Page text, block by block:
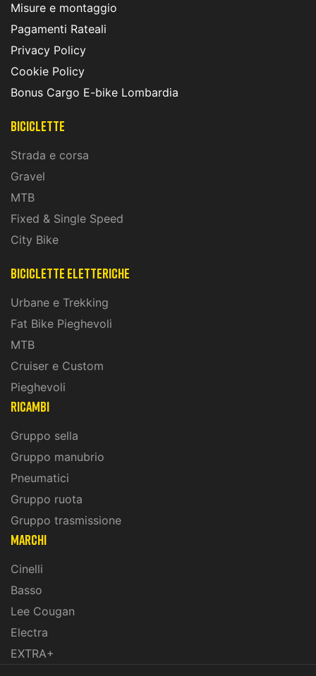
Misure e montaggio
Pagamenti Rateali
Privacy Policy
Cookie Policy
Bonus Cargo E-bike Lombardia
Biciclette
Strada e corsa
Gravel
MTB
Fixed & Single Speed
City Bike
biciclette eletteriche
Urbane e Trekking
Fat Bike Pieghevoli
MTB
Cruiser e Custom
Pieghevoli
ricambi
Gruppo sella
Gruppo manubrio
Pneumatici
Gruppo ruota
Gruppo trasmissione
marchi
Cinelli
Basso
Lee Cougan
Electra
EXTRA+